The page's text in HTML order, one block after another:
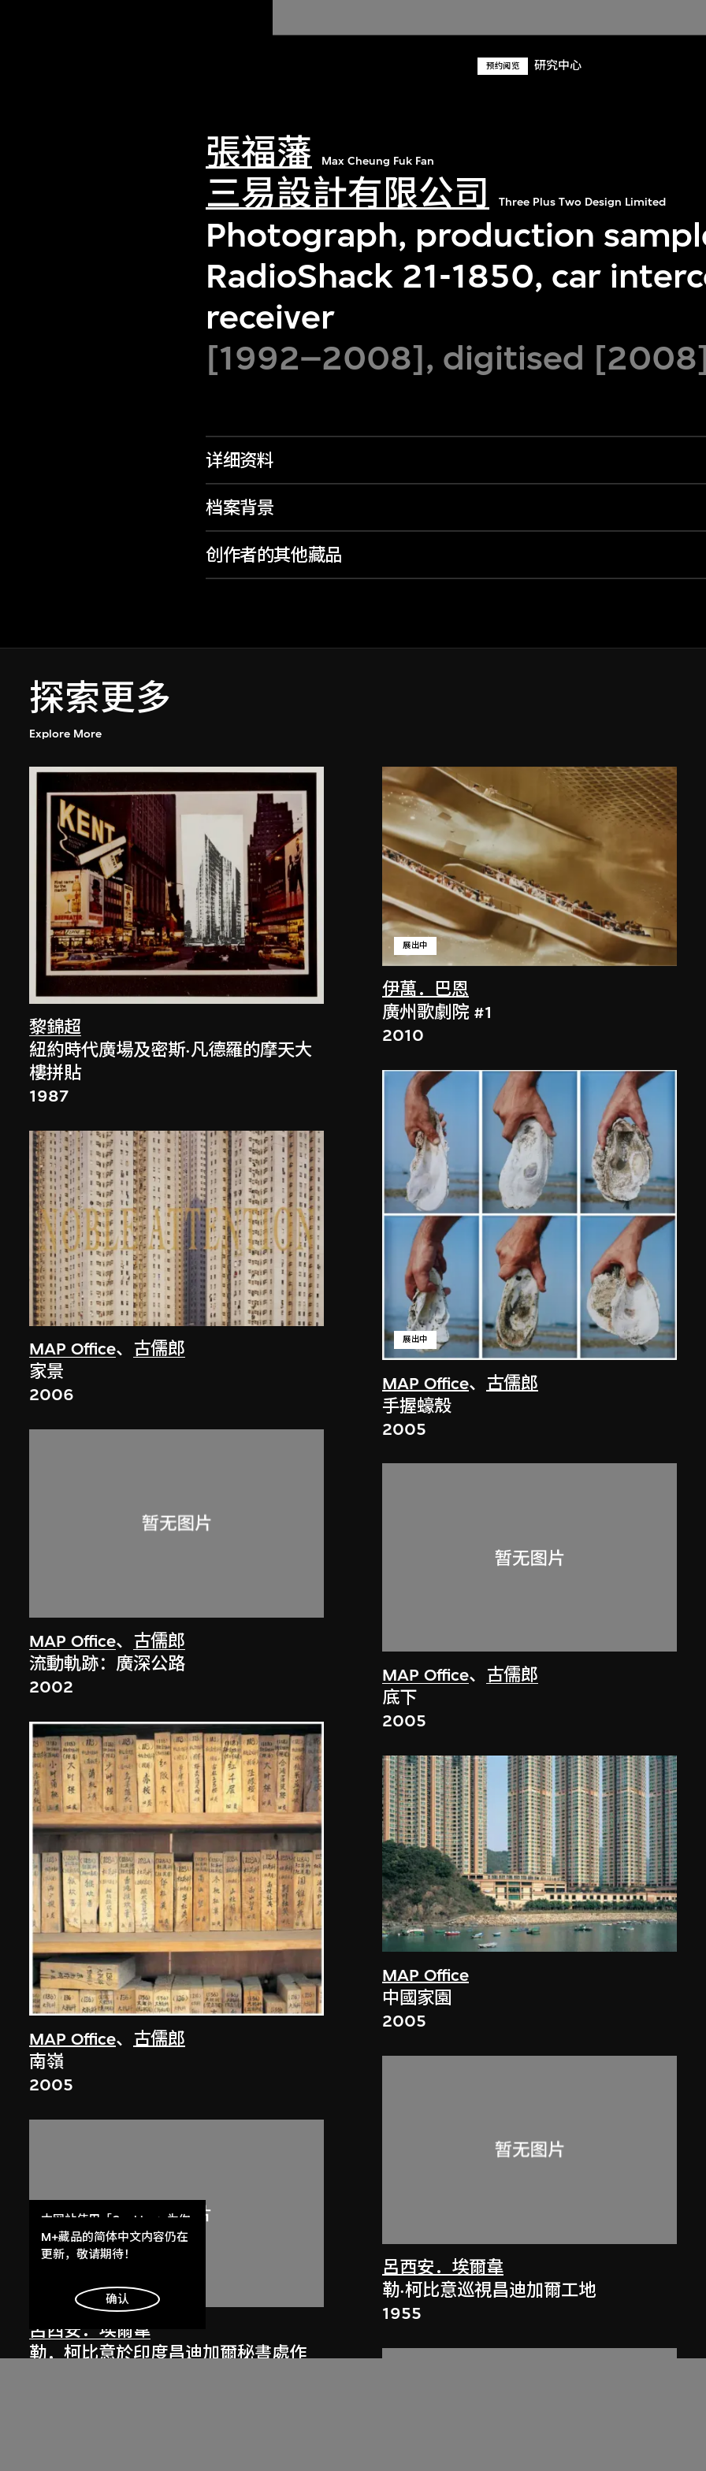
预约阅览 研究中心
張福藩 Max Cheung Fuk Fan
三易設計有限公司 Three Plus Two Design Limited
Photograph, production
RadioShack 21-1850, car
receiver
[1992–2008], digitised
详细资料
档案背景
创作者的其他藏品
探索更多
Explore More
黎錦超
紐約時代廣場及密斯·凡德羅的摩天大
樓拼貼
1987
MAP Office、 古儒郎
家景
2006
MAP Office、 古儒郎
流動軌跡：廣深公路
2002
MAP Office、 古儒郎
南嶺
2005
呂西安．埃爾韋
勒．柯比意於印度昌迪加爾秘書處作
伊萬．巴恩
展出中
廣州歌劇院 #1
2010
MAP Office、 古儒郎
展出中
手握蠔殼
2005
MAP Office、 古儒郎
底下
2005
MAP Office
中國家園
2005
呂西安．埃爾韋
勒·柯比意巡視昌迪加爾工地
1955
本网站使用「Cookies」为你
提供最好的网站体验。
了解更多
明白
M+藏品的简体中文内容仍在
更新，敬请期待！
确认